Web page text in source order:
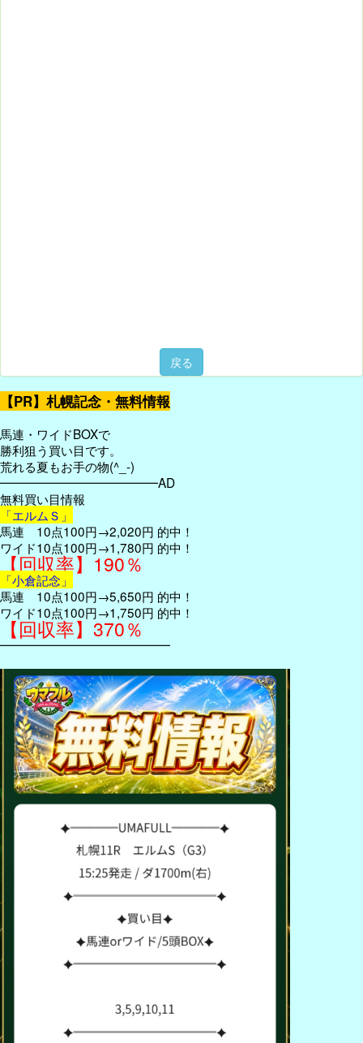
戻る
【PR】札幌記念・無料情報
馬連・ワイドBOXで
勝利狙う買い目です。
荒れる夏もお手の物(^_-)
━━━━━━━━━━━━━AD
無料買い目情報
「エルムＳ」
馬連 10点100円→2,020円 的中！
ワイド10点100円→1,780円 的中！
【回収率】190％
「小倉記念」
馬連 10点100円→5,650円 的中！
ワイド10点100円→1,750円 的中！
【回収率】370％
━━━━━━━━━━━━━━